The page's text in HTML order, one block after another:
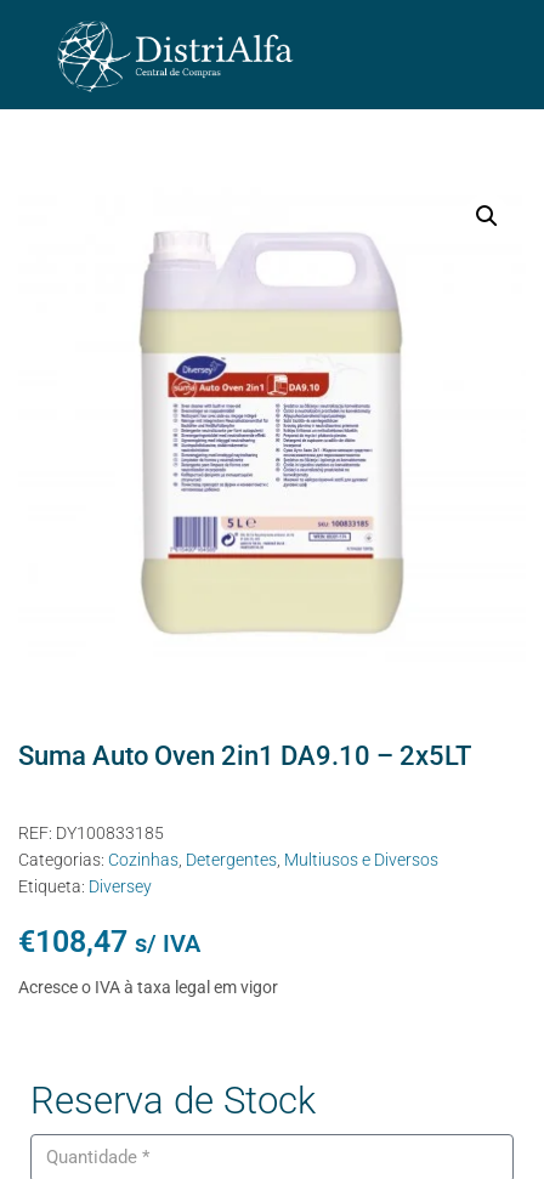
Suma Auto Oven 2in1 DA9.10 – 2x5LT
REF: DY100833185
Categorias: Cozinhas Detergentes Multiusos e Diversos
Etiqueta: Diversey
€108,47 s/ IVA
Acresce o IVA à taxa legal em vigor
Reserva de Stock